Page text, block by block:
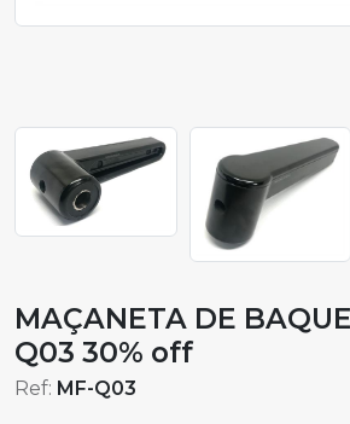
MAÇANETA DE
Q03 30% off
Ref: MF-Q03